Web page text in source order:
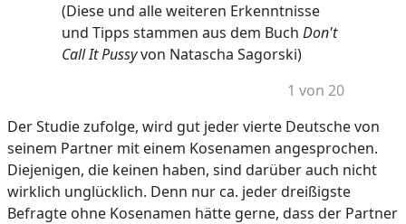
(Diese und alle weiteren Erkenntnisse
und Tipps stammen aus dem Buch Don't
Call It Pussyvon Natascha Sagorski)
1 von 20
Der Studie zufolge, wird gut jeder vierte Deutsche von
seinem Partner mit einem Kosenamen angesprochen.
Diejenigen, die keinen haben, sind darüber auch nicht
wirklich unglücklich. Denn nur ca. jeder dreißigste
Befragte ohne Kosenamen hätte gerne, dass der Partner